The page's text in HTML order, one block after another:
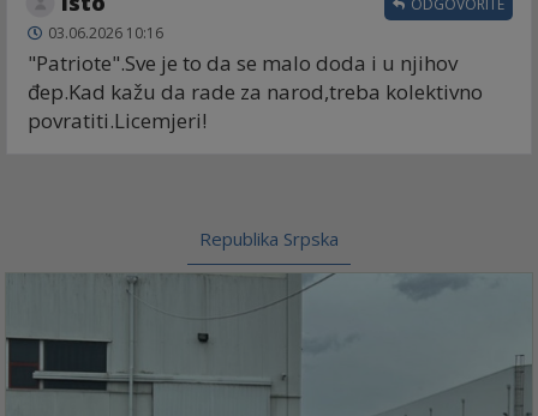
03.06.2026 10:16
"Patriote".Sve je to da se malo doda i u njihov
đep.Kad kažu da rade za narod,treba kolektivno
povratiti.Licemjeri!
ODGOVORITE
Republika Srpska